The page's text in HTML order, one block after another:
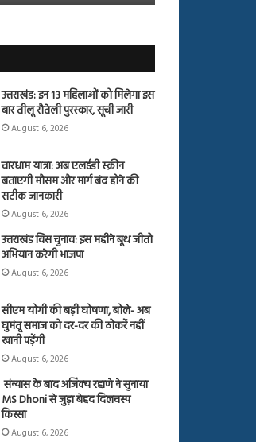
बहस
का
आया
उत्तराखंड: इन 13 महिलाओं को मिलेगा इस
बार तीलू रौतेली पुरस्कार, सूची जारी
August 6, 2026
चारधाम यात्रा: अब एलईडी स्क्रीन
बताएगी मौसम और मार्ग बंद होने की
सटीक जानकारी
August 6, 2026
उत्तराखंड विस चुनाव: इस महीने बूथ जीतो
अभियान करेगी भाजपा
August 6, 2026
सीएम योगी की बड़ी घोषणा, बोले- अब
घुमंतू समाज को दर-दर की ठोकरें नहीं
खानी पड़ेंगी
August 6, 2026
संन्यास के बाद अजिंक्‍य रहाणे ने सुनाया
MS Dhoni से जुड़ा बेहद दिलचस्प
किस्सा
August 6, 2026